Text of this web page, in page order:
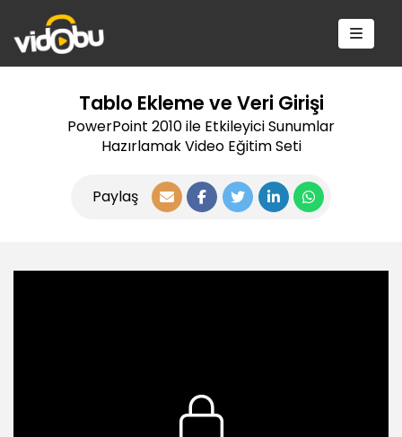
Tablo Ekleme ve Veri Girişi
PowerPoint 2010 ile Etkileyici Sunumlar
Hazırlamak Video Eğitim Seti
Paylaş